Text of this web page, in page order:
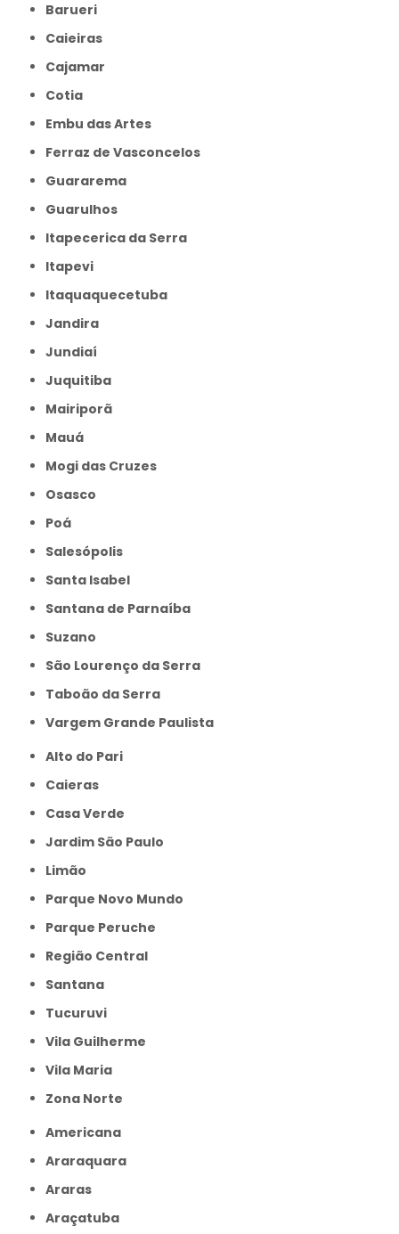
Barueri
Caieiras
Cajamar
Cotia
Embu das Artes
Ferraz de Vasconcelos
Guararema
Guarulhos
Itapecerica da Serra
Itapevi
Itaquaquecetuba
Jandira
Jundiaí
Juquitiba
Mairiporã
Mauá
Mogi das Cruzes
Osasco
Poá
Salesópolis
Santa Isabel
Santana de Parnaíba
Suzano
São Lourenço da Serra
Taboão da Serra
Vargem Grande Paulista
Alto do Pari
Caieras
Casa Verde
Jardim São Paulo
Limão
Parque Novo Mundo
Parque Peruche
Região Central
Santana
Tucuruvi
Vila Guilherme
Vila Maria
Zona Norte
Americana
Araraquara
Araras
Araçatuba